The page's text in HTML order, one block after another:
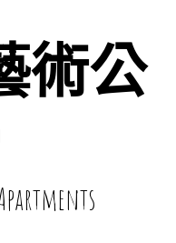
術公